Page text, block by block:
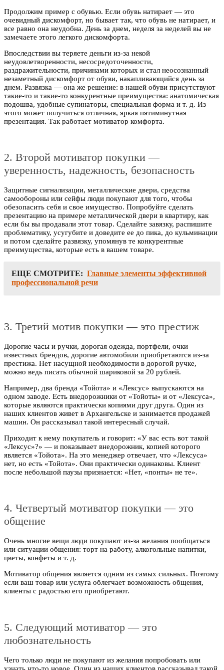
Продолжим пример с обувью. Если обувь натирает — это
очевидный дискомфорт, но бывает так, что обувь не натирает, и
все равно она неудобна. День за днем, неделя за неделей вы не
замечаете этого легкого дискомфорта.
Впоследствии вы теряете деньги из-за некой
неудовлетворенности, несосредоточенности,
раздражительности, причинами которых и стал неосознанный
незаметный дискомфорт от обуви, накапливающийся день за
днем. Развязка — она же решение: в нашей обуви присутствуют
такие-то и такие-то конкурентные преимущества: анатомическая
подошва, удобные супинаторы, специальная форма и т. д. Из
этого может получиться отличная, яркая пятиминутная
презентация. Так работает мотиватор комфорта.
2. Второй мотиватор покупки —
уверенность, надежность, безопасность
Защитные сигнализации, металлические двери, средства
самообороны или сейфы люди покупают для того, чтобы
обезопасить себя и свое имущество. Попробуйте сделать
презентацию на примере металлической двери в квартиру, как
если бы вы продавали этот товар. Сделайте завязку, распишите
проблематику, усугубите и доведите ее до пика, до кульминации
и потом сделайте развязку, упомянув те конкурентные
преимущества, которые есть в вашем товаре.
ЕЩЕ СМОТРИТЕ: Главные элементы эффективной
профессиональной речи
3. Третий мотив покупки — это престиж
Дорогие часы и ручки, дорогая одежда, портфели, очки
известных брендов, дорогие автомобили приобретаются из-за
престижа. Нет насущной необходимости в дорогой ручке,
можно ведь писать обычной шариковой за 20 рублей.
Например, два бренда «Тойота» и «Лексус» выпускаются на
одном заводе. Есть внедорожники от «Тойоты» и от «Лексуса»,
которые являются практически копиями друг друга. Один из
наших клиентов живет в Архангельске и занимается продажей
машин. Он рассказывал такой интересный случай.
Приходит к нему покупатель и говорит: «У вас есть вот такой
«Лексус»?» — и показывает внедорожник, копией которого
является «Тойота». На это менеджер отвечает, что «Лексуса»
нет, но есть «Тойота». Они практически одинаковы. Клиент
после небольшой паузы признается: «Нет, «понты» не те».
4. Четвертый мотиватор покупки — это
общение
Очень многие вещи люди покупают из-за желания пообщаться
или ситуации общения: торт на работу, алкогольные напитки,
цветы, конфеты и т. д.
Мотиватор общения является одним из самых сильных. Поэтому
если ваш товар или услуга облегчает возможность общения,
клиенты с радостью его приобретают.
5. Следующий мотиватор — это
любознательность
Чего только люди не покупают из желания попробовать или